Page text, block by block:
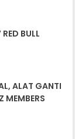
BULL
ALAT GANTI
MEMBERS